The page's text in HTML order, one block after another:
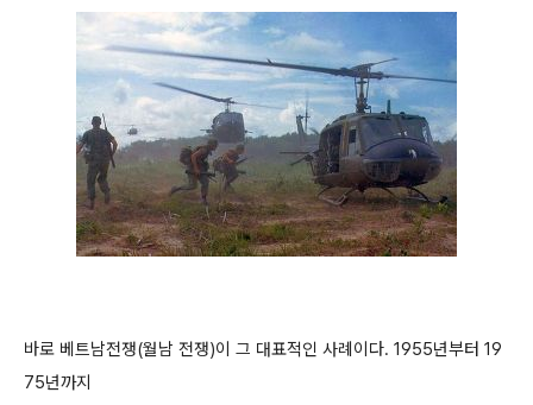
바로 베트남전쟁(월남 전쟁)이 그 대표적인 사례이다. 1955년부터 19
75년까지